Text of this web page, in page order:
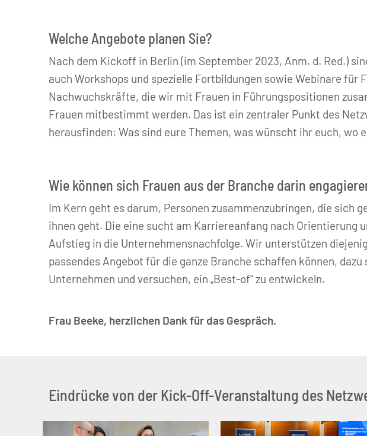
Welche Angebote planen Sie?
Nach dem Kickoff in Berlin (im September 2023, Anm. d. Red.)
auch Workshops und spezielle Fortbildungen sowie Webinare
Nachwuchskräfte, die wir mit Frauen in Führungspositionen
Frauen mitbestimmt werden. Das ist ein zentraler Punkt des
herausfinden: Was sind eure Themen, was wünscht ihr euch,
Wie können sich Frauen aus der Branche darin
Im Kern geht es darum, Personen zusammenzubringen, die sich
ihnen geht. Die eine sucht am Karriereanfang nach Orientierung
Aufstieg in die Unternehmensnachfolge. Wir unterstützen
passendes Angebot für die ganze Branche schaffen können,
Unternehmen und versuchen, ein „Best-of“ zu entwickeln.
Frau Beeke, herzlichen Dank für das Gespräch.
Eindrücke von der Kick-Off-Veranstaltung des